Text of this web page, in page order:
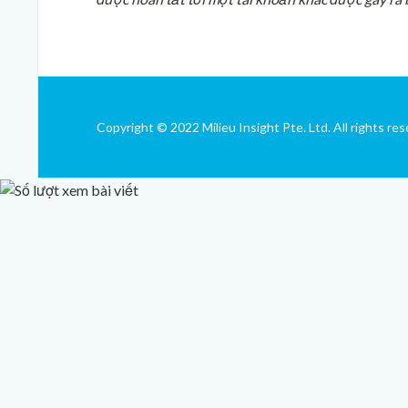
Copyright © 2022 Milieu Insight Pte. Ltd. All rights